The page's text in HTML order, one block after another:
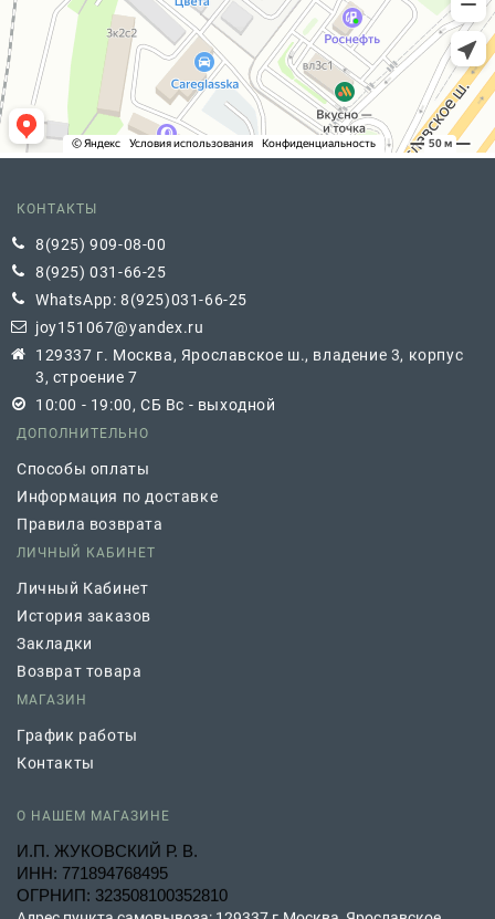
КОНТАКТЫ
8(925) 909-08-00
8(925) 031-66-25
WhatsApp: 8(925)031-66-25
joy151067@yandex.ru
129337 г. Москва, Ярославское ш., владение 3, корпус
3, строение 7
10:00 - 19:00, СБ Вс - выходной
ДОПОЛНИТЕЛЬНО
Способы оплаты
Информация по доставке
Правила возврата
ЛИЧНЫЙ КАБИНЕТ
Личный Кабинет
История заказов
Закладки
Возврат товара
МАГАЗИН
График работы
Контакты
О НАШЕМ МАГАЗИНЕ
И.П. ЖУКОВСКИЙ Р. В.
ИНН: 771894768495
ОГРНИП: 323508100352810